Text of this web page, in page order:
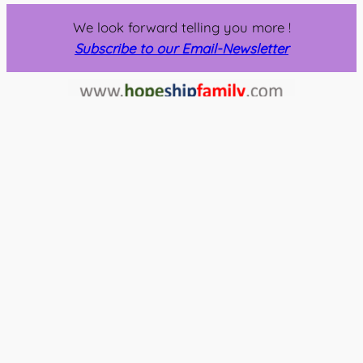
We look forward telling you more !
Subscribe to our Email-Newsletter